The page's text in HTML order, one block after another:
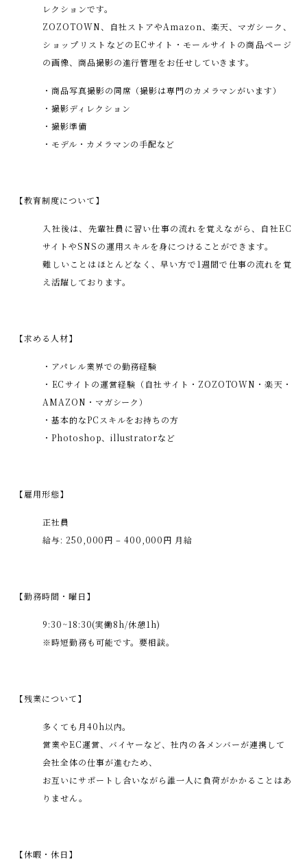
レクションです。
ZOZOTOWN、自社ストアやAmazon、楽天、マガシーク、
ショップリストなどのECサイト・モールサイトの商品ページ
の画像、商品撮影の進行管理をお任せしていきます。
・商品写真撮影の同席（撮影は専門のカメラマンがいます）
・撮影ディレクション
・撮影準備
・モデル・カメラマンの手配など
【教育制度について】
入社後は、先輩社員に習い仕事の流れを覚えながら、自社EC
サイトやSNSの運用スキルを身につけることができます。
難しいことはほとんどなく、早い方で1週間で仕事の流れを覚
え活躍しております。
【求める人材】
・アパレル業界での勤務経験
・ECサイトの運営経験（自社サイト・ZOZOTOWN・楽天・
AMAZON・マガシーク）
・基本的なPCスキルをお持ちの方
・Photoshop、illustratorなど
【雇用形態】
正社員
給与: 250,000円 – 400,000円 月給
【勤務時間・曜日】
9:30~18:30(実働8h/休憩1h)
※時短勤務も可能です。要相談。
【残業について】
多くても月40h以内。
営業やEC運営、バイヤーなど、社内の各メンバーが連携して
会社全体の仕事が進むため、
お互いにサポートし合いながら誰一人に負荷がかかることはあ
りません。
【休暇・休日】